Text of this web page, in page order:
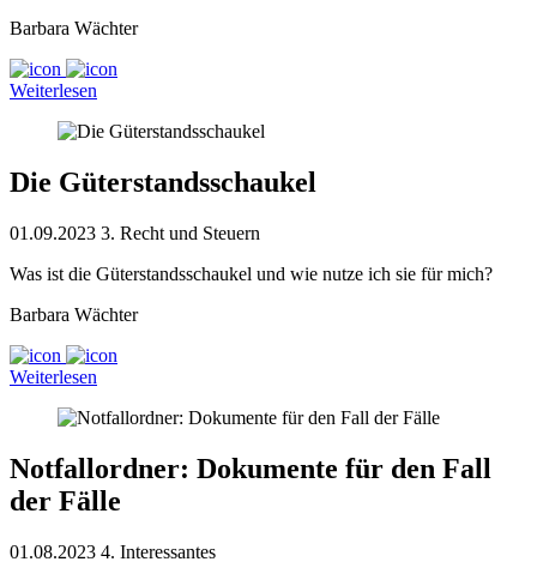
Barbara Wächter
Weiterlesen
Die Güterstandsschaukel
01.09.2023 3. Recht und Steuern
Was ist die Güterstandsschaukel und wie nutze ich sie für mich?
Barbara Wächter
Weiterlesen
Notfallordner: Dokumente für den Fall
der Fälle
01.08.2023 4. Interessantes